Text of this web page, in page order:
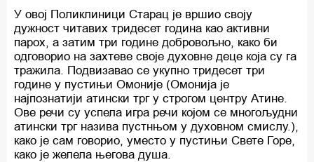
У овој Поликлиници Старац је вршио своју
дужност читавих тридесет година као активни
парох, а затим три године добровољно, како би
одговорио на захтеве своје духовне деце која су га
тражила. Подвизавао се укупно тридесет три
године у пустињи Омоније (Омонија је
најпознатији атински трг у строгом центру Атине.
Ове речи су успела игра речи којом се многољудни
атински трг назива пустнњом у духовном смислу.),
како је сам говорио, уместо у пустињи Свете Горе,
како је желела његова душа.